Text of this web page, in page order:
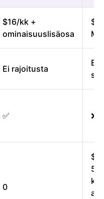
$16/kk +
ominaisuuslisäosa
Ei rajoitusta
✅ ❌
0